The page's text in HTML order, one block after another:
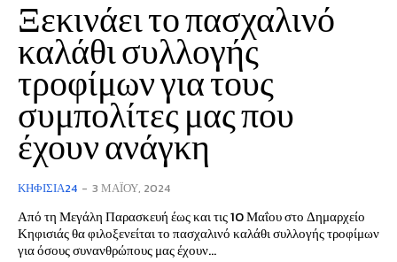
Ξεκινάει το πασχαλινό
καλάθι συλλογής
τροφίμων για τους
συμπολίτες μας που
έχουν ανάγκη
ΚΗΦΙΣΙΆ24 - 3 ΜΑΪ́ΟΥ, 2024
Από τη Μεγάλη Παρασκευή έως και τις 10 Μαΐου στο Δημαρχείο
Κηφισιάς θα φιλοξενείται το πασχαλινό καλάθι συλλογής τροφίμων
για όσους συνανθρώπους μας έχουν...